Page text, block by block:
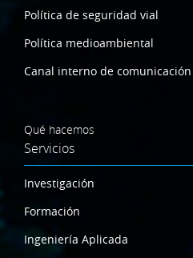
Política de seguridad vial
Política medioambiental
Canal interno de comunicación
Qué hacemos
Servicios
Investigación
Formación
Ingeniería Aplicada